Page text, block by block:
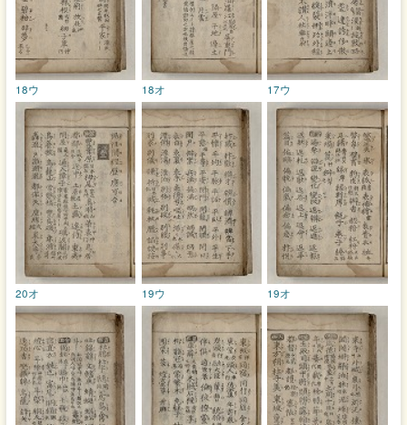
17ウ
18オ
18ウ
19オ
19ウ
20オ